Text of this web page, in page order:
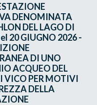
DENOMINATA
DEL LAGO DI
20 GIUGNO 2026 -
DI UNO
ACQUEO DEL
VICO PER MOTIVI
DELLA